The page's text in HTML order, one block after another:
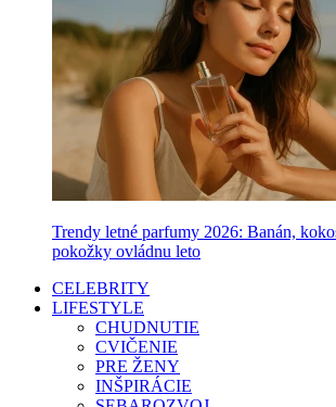
Trendy letné parfumy 2026: Banán,
pokožky ovládnu leto
CELEBRITY
LIFESTYLE
CHUDNUTIE
CVIČENIE
PRE ŽENY
INŠPIRÁCIE